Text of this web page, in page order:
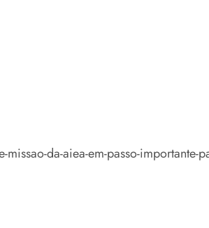
da-aiea-em-passo-importante-